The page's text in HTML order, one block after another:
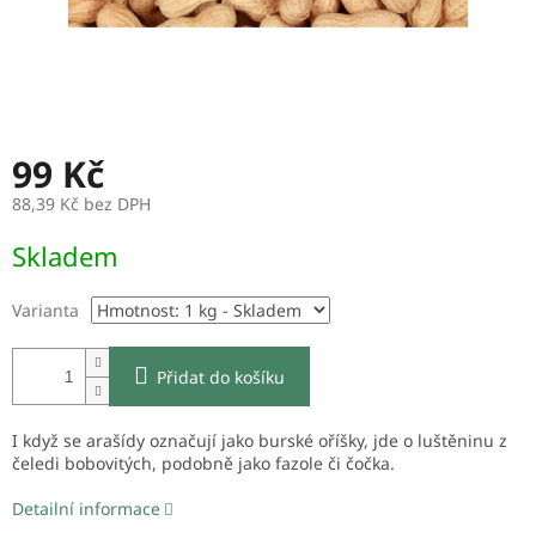
99 Kč
88,39 Kč bez DPH
cena:
Skladem
Varianta
Přidat do košíku
I když se arašídy označují jako burské oříšky, jde o luštěninu z
čeledi bobovitých, podobně jako fazole či čočka.
Detailní informace